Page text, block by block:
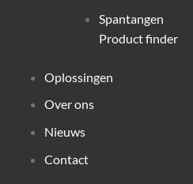
Spantangen
Product finder
Oplossingen
Over ons
Nieuws
Contact